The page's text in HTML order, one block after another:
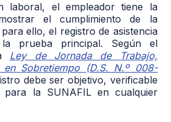
laboral, el empleador tiene la
el cumplimiento de la
ello, el registro de asistencia
prueba principal. Según el
Ley de Jornada de Trabajo,
Sobretiempo (D.S. N.º 008-
debe ser objetivo, verificable
para la SUNAFIL en cualquier